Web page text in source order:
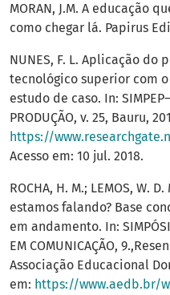
MORAN, J.M. A educação
como chegar lá. Papirus
NUNES, F. L. Aplicação
tecnológico superior com
estudo de caso. In:
PRODUÇÃO, v. 25, Bauru,
https://www.researchgate.net/profile/Fabiano_Nunes2/publication/
Acesso em: 10 jul. 2018.
ROCHA, H. M.; LEMOS, W.
estamos falando? Base
em andamento. In:
EM COMUNICAÇÃO,
Associação Educacional
em: https://www.aedb.br/